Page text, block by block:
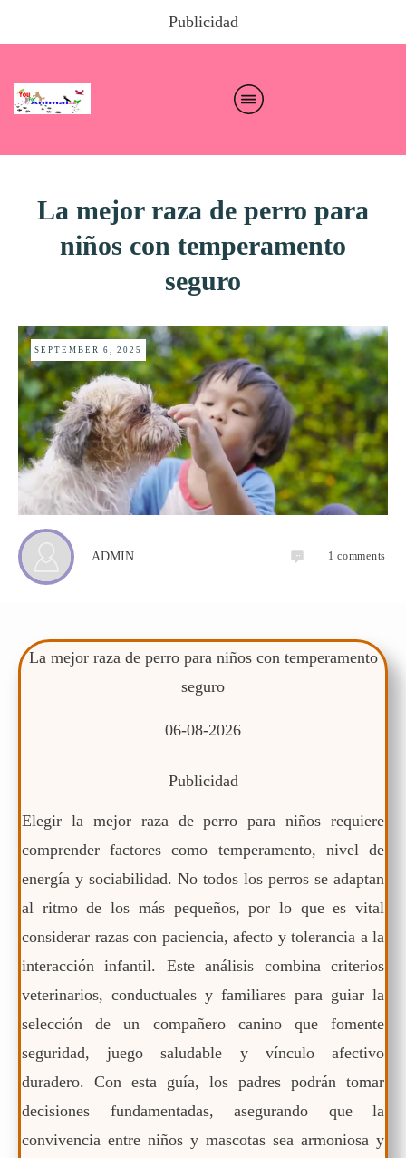
Publicidad
La mejor raza de perro para
niños con temperamento
seguro
SEPTEMBER 6, 2025
ADMIN 1 comments
La mejor raza de perro para niños con temperamento
seguro
06-08-2026
Publicidad
Elegir la mejor raza de perro para niños requiere
comprender factores como temperamento, nivel de
energía y sociabilidad. No todos los perros se adaptan
al ritmo de los más pequeños, por lo que es vital
considerar razas con paciencia, afecto y tolerancia a la
interacción infantil. Este análisis combina criterios
veterinarios, conductuales y familiares para guiar la
selección de un compañero canino que fomente
seguridad, juego saludable y vínculo afectivo
duradero. Con esta guía, los padres podrán tomar
decisiones fundamentadas, asegurando que la
convivencia entre niños y mascotas sea armoniosa y